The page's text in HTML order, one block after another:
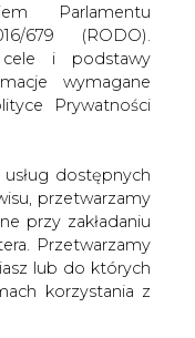
Parlamentu
679 (RODO).
cele i podstawy
wymagane
Prywatności
dostępnych
przetwarzamy
przy zakładaniu
Przetwarzamy
lub do których
korzystania z
Strategia dla PKN